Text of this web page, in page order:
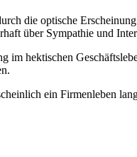
die optische
über Sympathie und
im hektischen
ein Firmenleben